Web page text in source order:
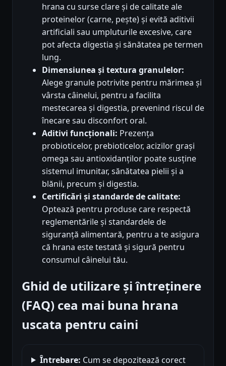
hrana cu surse clare și de calitate ale
proteinelor (carne, pește) și evită aditivii
artificiali sau umpluturile excesive, care
pot afecta digestia și sănătatea pe termen
lung.
Dimensiunea și textura granulelor:
Alege granule potrivite pentru mărimea și
vârsta câinelui, pentru a facilita
mestecarea și digestia, prevenind riscul de
înecare sau disconfort oral.
Aditivi funcționali: Prezența
probioticelor, prebioticelor, acizilor grași
omega sau antioxidanților poate susține
sistemul imunitar, sănătatea pielii și a
blănii, precum și digestia.
Certificări și standarde de calitate:
Optează pentru produse care respectă
reglementările și standardele de
siguranță alimentară, pentru a te asigura
că hrana este testată și sigură pentru
consumul câinelui tău.
Ghid de utilizare și întreținere
(FAQ) cea mai buna hrana
uscata pentru caini
Întrebare: Cum se depozitează corect